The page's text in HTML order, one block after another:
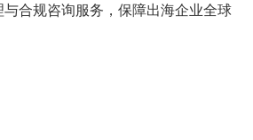
合规咨询服务，保障出海企业全球